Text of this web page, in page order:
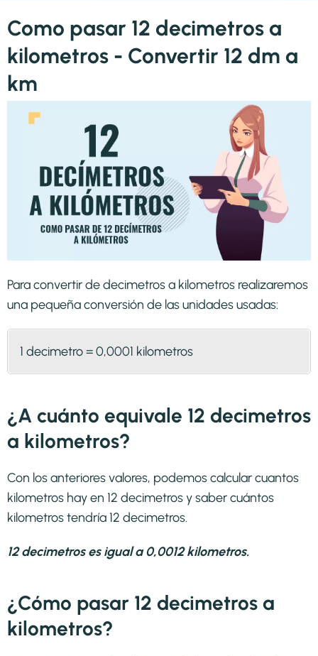
Como pasar 12 decimetros a
kilometros - Convertir 12 dm a
km
Para convertir de decimetros a kilometros realizaremos
una pequeña conversión de las unidades usadas:
1 decimetro = 0,0001 kilometros
¿A cuánto equivale 12 decimetros
a kilometros?
Con los anteriores valores, podemos calcular cuantos
kilometros hay en 12 decimetros y saber cuántos
kilometros tendría 12 decimetros.
12 decimetros es igual a 0,0012 kilometros.
¿Cómo pasar 12 decimetros a
kilometros?